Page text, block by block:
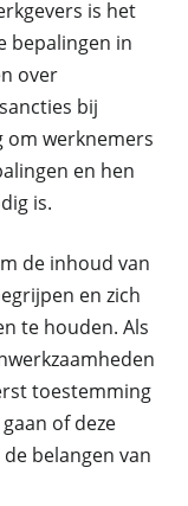
is het
bepalingen in
over
bij
om werknemers
en hen
is.
de inhoud van
en zich
te houden. Als
toestemming
of deze
belangen van